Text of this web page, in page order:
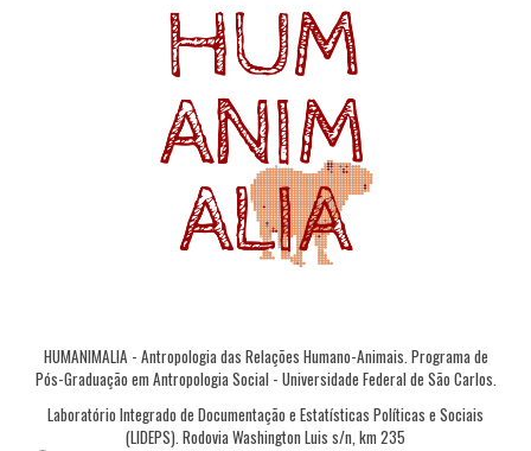
HUMANIMALIA - Antropologia das Relações Humano-Animais. Programa de
Pós-Graduação em Antropologia Social - Universidade Federal de São Carlos.
Laboratório Integrado de Documentação e Estatísticas Políticas e Sociais
(LIDEPS). Rodovia Washington Luis s/n, km 235